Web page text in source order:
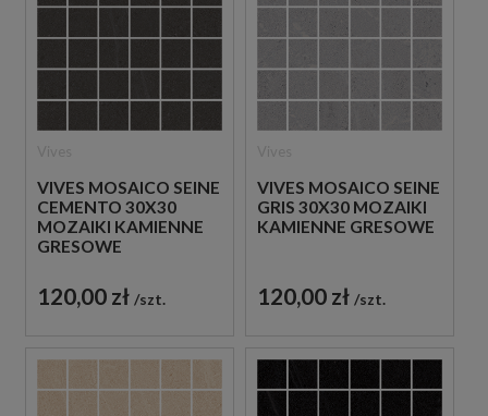
VIVES MOSAICO SEINE
CEMENTO 30X30
MOZAIKI KAMIENNE
GRESOWE
120,00 zł szt.
VIVES MOSAICO SEINE
GRIS 30X30 MOZAIKI
KAMIENNE GRESOWE
120,00 zł szt.